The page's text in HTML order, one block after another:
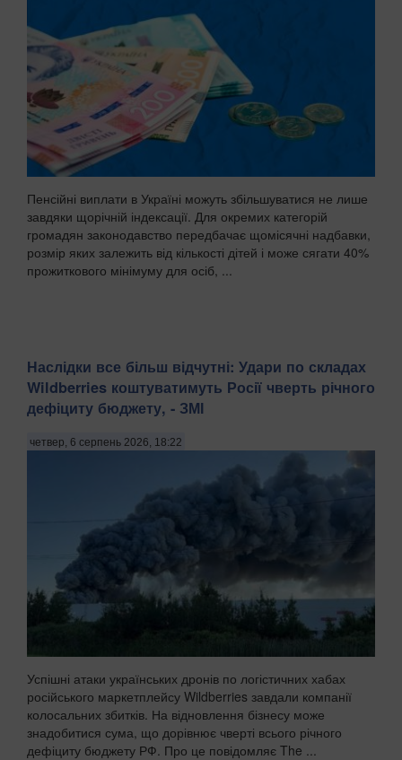
Пенсійні виплати в Україні можуть збільшуватися не лише
завдяки щорічній індексації. Для окремих категорій
громадян законодавство передбачає щомісячні надбавки,
розмір яких залежить від кількості дітей і може сягати 40%
прожиткового мінімуму для осіб, ...
Наслідки все більш відчутні: Удари по складах
Wildberries коштуватимуть Росії чверть річного
дефіциту бюджету, - ЗМІ
четвер, 6 серпень 2026, 18:22
Успішні атаки українських дронів по логістичних хабах
російського маркетплейсу Wildberries завдали компанії
колосальних збитків. На відновлення бізнесу може
знадобитися сума, що дорівнює чверті всього річного
дефіциту бюджету РФ. Про це повідомляє The ...